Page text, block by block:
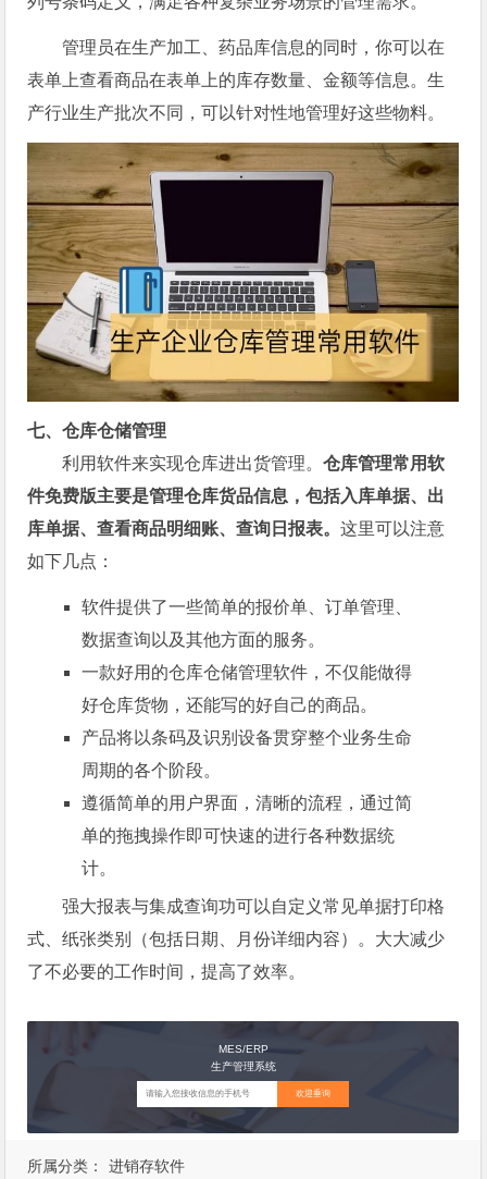
所属分类： 进销存软件
管理员在生产加工、药品库信息的同时，你可以在
表单上查看商品在表单上的库存数量、金额等信息。生
产行业生产批次不同，可以针对性地管理好这些物料。
七、仓库仓储管理
利用软件来实现仓库进出货管理。仓库管理常用软
件免费版主要是管理仓库货品信息，包括入库单据、出
库单据、查看商品明细账、查询日报表。这里可以注意
如下几点：
软件提供了一些简单的报价单、订单管理、
数据查询以及其他方面的服务。
一款好用的仓库仓储管理软件，不仅能做得
好仓库货物，还能写的好自己的商品。
产品将以条码及识别设备贯穿整个业务生命
周期的各个阶段。
遵循简单的用户界面，清晰的流程，通过简
单的拖拽操作即可快速的进行各种数据统
计。
强大报表与集成查询功可以自定义常见单据打印格
式、纸张类别（包括日期、月份详细内容）。大大减少
了不必要的工作时间，提高了效率。
MES/ERP
生产管理系统
欢迎垂询